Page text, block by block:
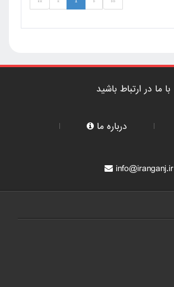
با ما در ارتباط باشید
درباره ما
info@iranganj.ir